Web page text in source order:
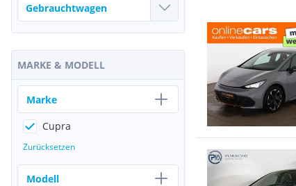
MARKE & MODELL
Marke
Cupra
Zurücksetzen
Modell